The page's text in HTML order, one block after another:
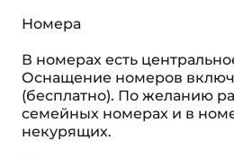
Номера
В номерах есть
Оснащение номеров
(бесплатно). По желанию
семейных номерах и в
некурящих.